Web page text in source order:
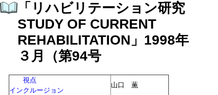
「リハビリテーション研究
STUDY OF CURRENT
REHABILITATION」1998年
３月（第94号
視点
インクルージョン
山口 薫